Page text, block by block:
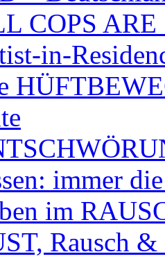
COPS ARE
in-
immer
im
Rausch